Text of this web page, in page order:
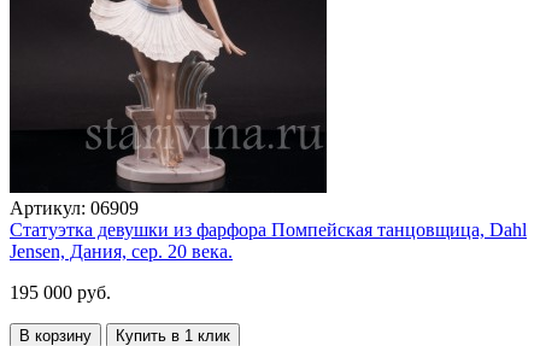
Артикул: 06909
Статуэтка девушки из фарфора Помпейская танцовщица, Dahl
Jensen, Дания, сер. 20 века.
195 000 руб.
В корзину Купить в 1 клик